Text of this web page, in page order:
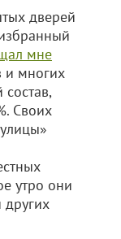
дверей
мне
и многих
Своих
утро они
других